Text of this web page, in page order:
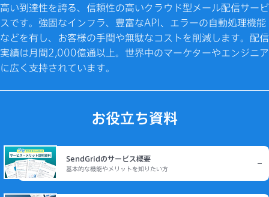
高い到達性を誇る、信頼性の高いクラウド型メール配信サービ
スです。強固なインフラ、豊富なAPI、エラーの自動処理機能
などを有し、お客様の手間や無駄なコストを削減します。配信
実績は月間2,000億通以上。世界中のマーケターやエンジニア
に広く支持されています。
お役立ち資料
SendGridのサービス概要
基本的な機能やメリットを知りたい方